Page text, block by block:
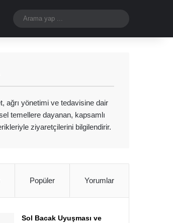
Dış görünümü değiştir
yap
ağrı yönetimi ve tedavisine dair
temellere dayanan, kapsamlı
ziyaretçilerini bilgilendirir.
Popüler Yorumlar
Sol Bacak Uyuşması ve